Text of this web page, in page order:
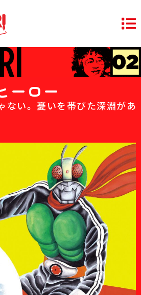
ーロー
ない。憂いを帯びた深淵があ